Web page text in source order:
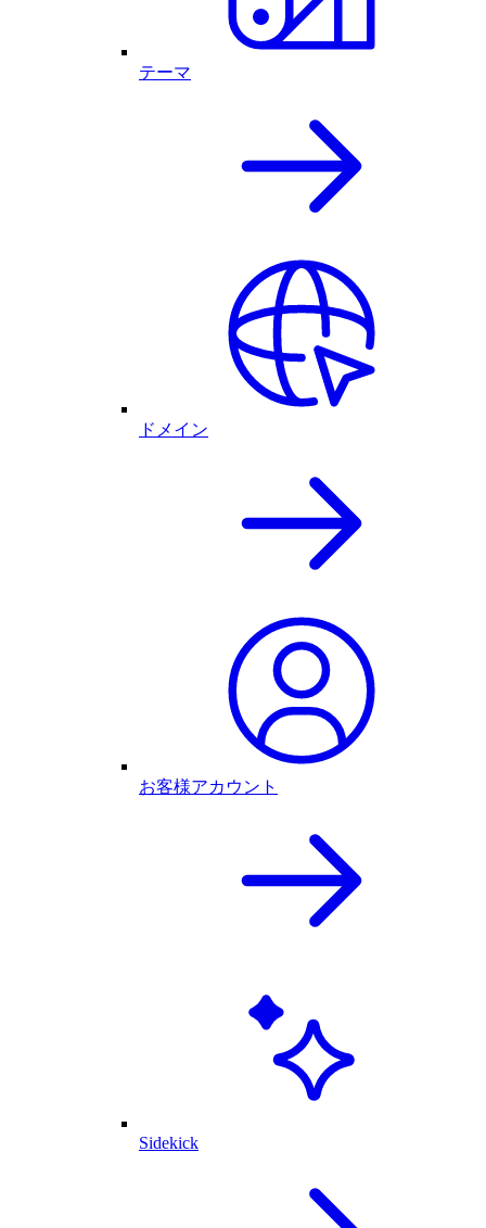
テーマ
ドメイン
お客様アカウント
Sidekick